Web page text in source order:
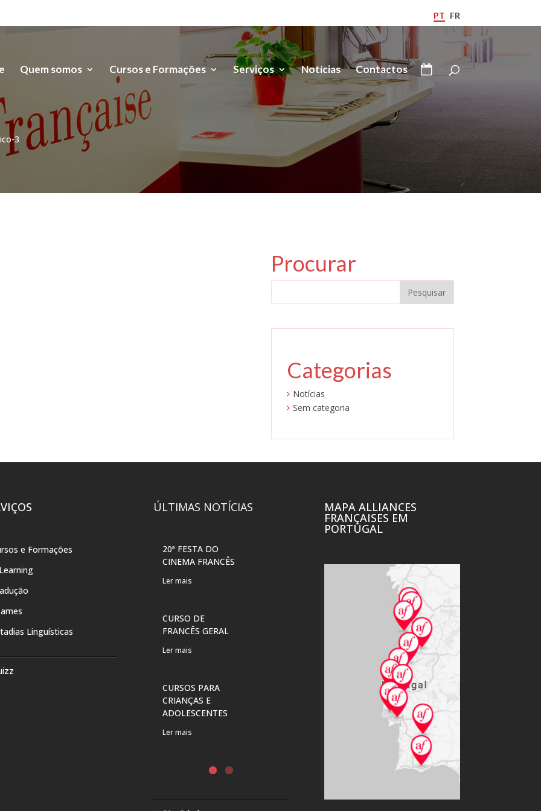
PT FR
Quem somos Cursos e Formações Serviços Notícias Contactos
3
Procurar
Categorias
Notícias
Sem categoria
e Formações
Linguísticas
ÚLTIMAS NOTÍCIAS
20ª FESTA DO
CINEMA FRANCÊS
Ler mais
CURSO DE
FRANCÊS GERAL
Ler mais
CURSOS PARA
CRIANÇAS E
ADOLESCENTES
Ler mais
MAPA ALLIANCES
FRANÇAISES EM
PORTUGAL